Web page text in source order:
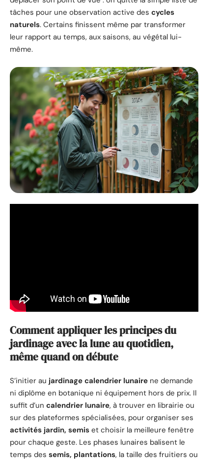
tâches pour une observation active des cycles
naturels. Certains finissent même par transformer
leur rapport au temps, aux saisons, au végétal lui-
même.
Comment appliquer les principes du
jardinage avec la lune au quotidien,
même quand on débute
S’initier au jardinage calendrier lunaire ne demande
ni diplôme en botanique ni équipement hors de prix. Il
suffit d’un calendrier lunaire, à trouver en librairie ou
sur des plateformes spécialisées, pour organiser ses
activités jardin, semis et choisir la meilleure fenêtre
pour chaque geste. Les phases lunaires balisent le
temps des semis, plantations, la taille des fruitiers ou